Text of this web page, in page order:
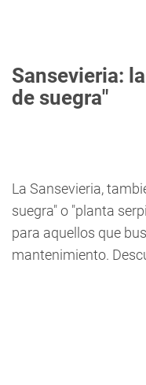
Sansevieria:
de suegra"
La Sansevieria,
suegra" o "planta
para aquellos que
mantenimiento.